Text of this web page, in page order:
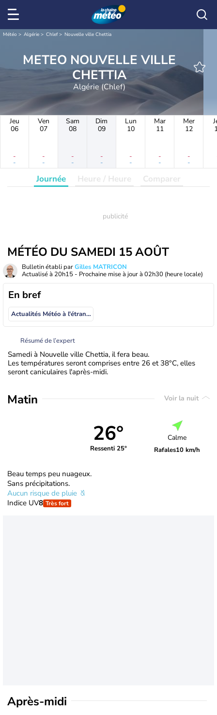
Météo Algérie Chlef Nouvelle ville Chettia
METEO NOUVELLE VILLE
CHETTIA
Algérie (Chlef)
Jeu
06
-
-
Ven
07
-
-
Sam
08
-
-
Dim
09
-
-
Lun
10
-
-
Mar
11
-
-
Mer
12
-
-
Journée Heure / Heure Comparer
MÉTÉO DU SAMEDI 15 AOÛT
Bulletin établi parGilles MATRICON
Actualisé à 20h15 - Prochaine mise à jour à 02h30 (heure locale)
En bref
Actualités Météo à l'étranger
Résumé de l’expert
Samedi à Nouvelle ville Chettia, il fera beau.
Les températures seront comprises entre 26 et 38°C, elles
seront caniculaires l'après-midi.
Matin Voir la nuit
26°
Ressenti 25°
Calme
Rafales10 km/h
Beau temps peu nuageux.
Sans précipitations.
Aucun risque de pluie
Indice UV8 Très fort
Après-midi